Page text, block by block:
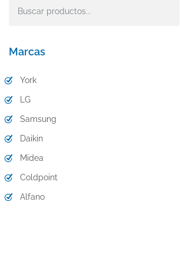
Marcas
York
LG
Samsung
Daikin
Midea
Coldpoint
Alfano